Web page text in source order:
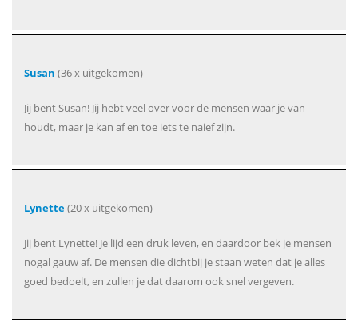
Susan (36 x uitgekomen)
Jij bent Susan! Jij hebt veel over voor de mensen waar je van
houdt, maar je kan af en toe iets te naief zijn.
Lynette(20 x uitgekomen)
Jij bent Lynette! Je lijd een druk leven, en daardoor bek je mensen
nogal gauw af. De mensen die dichtbij je staan weten dat je alles
goed bedoelt, en zullen je dat daarom ook snel vergeven.